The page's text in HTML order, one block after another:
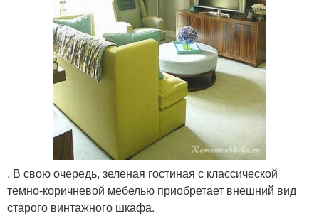
. В свою очередь, зеленая гостиная с классической
темно-коричневой мебелью приобретает внешний вид
старого винтажного шкафа.